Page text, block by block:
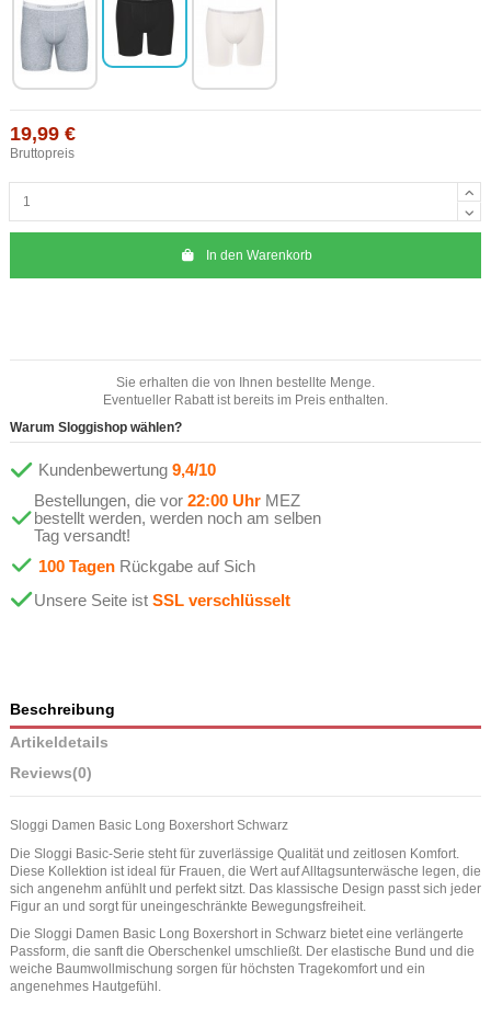
19,99 €
Bruttopreis
In den Warenkorb
Sie erhalten die von Ihnen bestellte Menge.
Eventueller Rabatt ist bereits im Preis enthalten.
Warum Sloggishop wählen?
Kundenbewertung 9,4/10
Bestellungen, die vor 22:00 Uhr MEZ
bestellt werden, werden noch am selben
Tag versandt!
100 Tagen Rückgabe auf Sich
Unsere Seite ist SSL verschlüsselt
Beschreibung
Artikeldetails
Reviews(0)
Sloggi Damen Basic Long Boxershort Schwarz
Die Sloggi Basic-Serie steht für zuverlässige Qualität und zeitlosen Komfort.
Diese Kollektion ist ideal für Frauen, die Wert auf Alltagsunterwäsche legen, die
sich angenehm anfühlt und perfekt sitzt. Das klassische Design passt sich jeder
Figur an und sorgt für uneingeschränkte Bewegungsfreiheit.
Die Sloggi Damen Basic Long Boxershort in Schwarz bietet eine verlängerte
Passform, die sanft die Oberschenkel umschließt. Der elastische Bund und die
weiche Baumwollmischung sorgen für höchsten Tragekomfort und ein
angenehmes Hautgefühl.